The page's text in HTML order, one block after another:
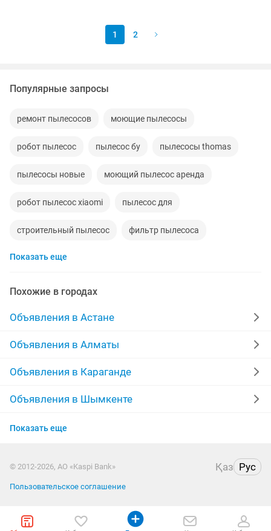
1 2
Популярные запросы
ремонт пылесосов моющие пылесосы
робот пылесос пылесос бу пылесосы thomas
пылесосы новые моющий пылесос аренда
робот пылесос xiaomi пылесос для
строительный пылесос фильтр пылесоса
пылесос для химчистки
аренда пылесоса для
пылесосов
Показать еще
Похожие в городах
Объявления в Астане
Объявления в Алматы
Объявления в Караганде
Объявления в Шымкенте
Объявления в Актобе
Объявления в Павлодаре
Показать еще
© 2012-2026, АО «Kaspi Bank» Қаз Рус
Пользовательское соглашение